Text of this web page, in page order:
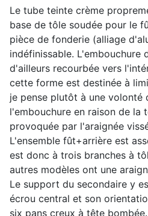
Le tube teinte crème
base de tôle soudée pour le
pièce de fonderie (alliage
indéfinissable. L'embouchure
d'ailleurs recourbée vers
cette forme est destinée à
je pense plutôt à une volonté
l'embouchure en raison de la
provoquée par l'araignée
L'ensemble fût+arrière est
est donc à trois branches à
autres modèles ont une
Le support du secondaire y
écrou central et son
six pans creux à tête